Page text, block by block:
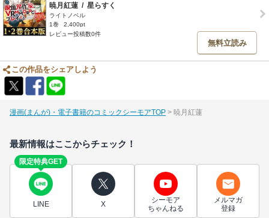
暁月紅蓮 / 星らすく
ライトノベル
1巻
2,400pt
レビュー投稿数0件
無料立読み
この作品をシェアしよう
漫画(まんが)・電子書籍のコミックシーモアTOP 暁月紅蓮
最新情報はここからチェック！
限定特典GET
LINE X
シーモア
ちゃんねる
メルマガ
登録